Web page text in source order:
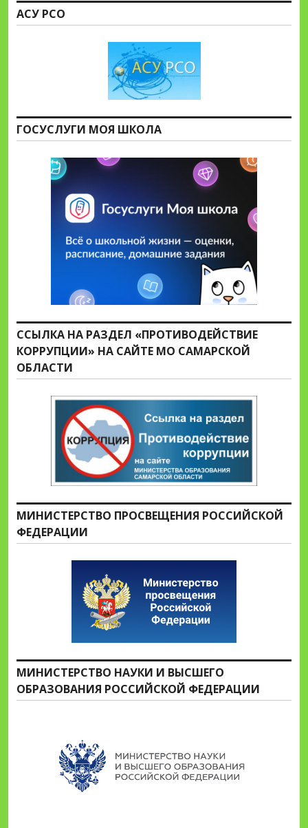
АСУ РСО
ГОСУСЛУГИ МОЯ ШКОЛА
ССЫЛКА НА РАЗДЕЛ «ПРОТИВОДЕЙСТВИЕ
КОРРУПЦИИ» НА САЙТЕ МО САМАРСКОЙ
ОБЛАСТИ
МИНИСТЕРСТВО ПРОСВЕЩЕНИЯ РОССИЙСКОЙ
ФЕДЕРАЦИИ
МИНИСТЕРСТВО НАУКИ И ВЫСШЕГО
ОБРАЗОВАНИЯ РОССИЙСКОЙ ФЕДЕРАЦИИ